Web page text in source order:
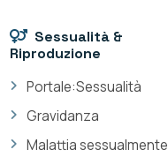
Sessualità &
Riproduzione
Portale:Sessualità
Gravidanza
Malattia sessualmente